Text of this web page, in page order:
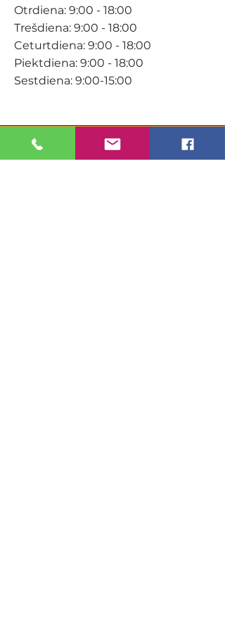
Otrdiena: 9:00 - 18:00
Trešdiena: 9:00 - 18:00
Ceturtdiena: 9:00 - 18:00
Piektdiena: 9:00 - 18:00
Sestdiena: 9:00-15:00
KONTAKTI